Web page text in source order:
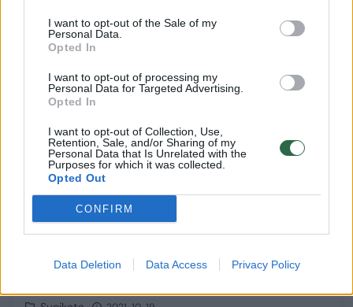
I want to opt-out of the Sale of my
Personal Data.
Opted In
I want to opt-out of processing my
Personal Data for Targeted Advertising.
Opted In
I want to opt-out of Collection, Use,
Retention, Sale, and/or Sharing of my
Personal Data that Is Unrelated with the
Purposes for which it was collected.
Opted Out
CONFIRM
Data Deletion Data Access Privacy Policy
Perspėjo dėl dažnos odos ligos: pasireiškia